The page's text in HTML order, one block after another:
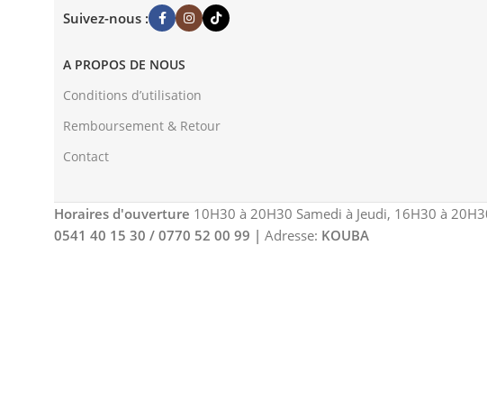
Suivez-nous :
A PROPOS DE NOUS
Conditions d’utilisation
Remboursement & Retour
Contact
Horaires d'ouverture 10H30 à 20H30 Samedi à Jeudi, 16H30 à
0541 40 15 30 / 0770 52 00 99 | Adresse: KOUBA